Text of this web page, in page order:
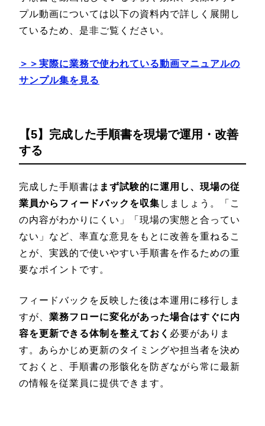
プル動画については以下の資料内で詳しく展開し
ているため、是非ご覧ください。
＞＞実際に業務で使われている動画マニュアルの
サンプル集を見る
【5】完成した手順書を現場で運用・改善
する
完成した手順書は まず試験的に運用し、現場の従
業員からフィードバックを収集 しましょう。「こ
の内容がわかりにくい」「現場の実態と合ってい
ない」など、率直な意見をもとに改善を重ねるこ
とが、実践的で使いやすい手順書を作るための重
要なポイントです。
フィードバックを反映した後は本運用に移行しま
すが、 業務フローに変化があった場合はすぐに内
容を更新できる体制を整えておく 必要がありま
す。あらかじめ更新のタイミングや担当者を決め
ておくと、手順書の形骸化を防ぎながら常に最新
の情報を従業員に提供できます。